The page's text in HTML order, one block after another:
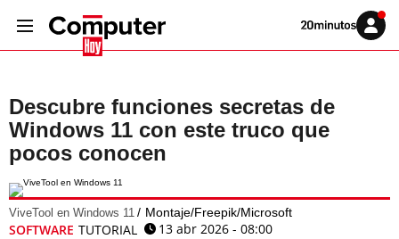
Volver
Iniciar
sesión
Descubre funciones secretas de
Windows 11 con este truco que
pocos conocen
ViveTool en Windows 11 Montaje/Freepik/Microsoft
SOFTWARE TUTORIAL
13 abr 2026 - 08:00